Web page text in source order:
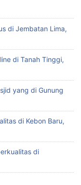
di Jembatan Lima,
di Tanah Tinggi,
yang di Gunung
di Kebon Baru,
di